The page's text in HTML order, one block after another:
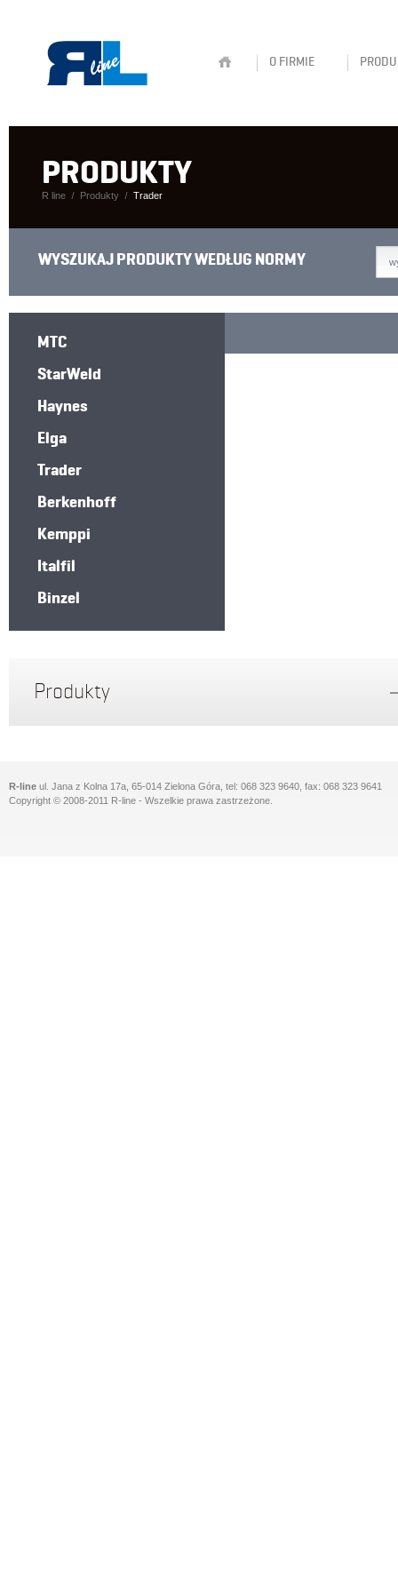
O FIRMIE
PRODUKTY
R line Produkty Trader
WYSZUKAJ PRODUKTY WEDŁUG NORMY
MTC
StarWeld
Haynes
Elga
Trader
Berkenhoff
Kemppi
Italfil
Binzel
Produkty
R-line ul. Jana z Kolna 17a, 65-014 Zielona Góra, tel: 068 323 9640, fax: 068 323 9641
Copyright © 2008-2011 R-line - Wszelkie prawa zastrzeżone.